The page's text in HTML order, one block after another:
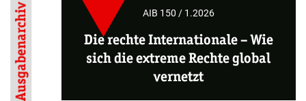
Ausgabenarchiv AIB 150 / 1.2026
Die rechte Internationale – Wie
sich die extreme Rechte global
vernetzt